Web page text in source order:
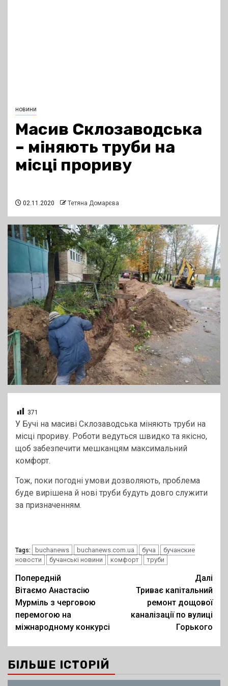
новини
Масив Склозаводська
– міняють труби на
місці прориву
02.11.2020 Тетяна Домарєва
371
У Бучі на масиві Склозаводська міняють труби на
місці прориву. Роботи ведуться швидко та якісно,
щоб забезпечити мешканцям максимальний
комфорт.
Тож, поки погодні умови дозволяють, проблема
буде вирішена й нові труби будуть довго служити
за призначенням.
Tags: buchanews buchanews.com.ua буча
бучанские
новости
бучанські новини комфорт труби
Post
navigation
Попередній
Вітаємо Анастасію
Мурміль з черговою
перемогою на
міжнародному конкурсі
Далі
Триває капітальний
ремонт дощової
каналізації по вулиці
Горького
БІЛЬШЕ ІСТОРІЙ